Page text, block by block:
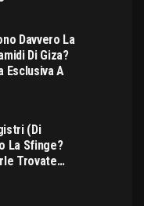
Davvero La
Di Giza?
Esclusiva A
(di
La Sfinge?
Trovate…